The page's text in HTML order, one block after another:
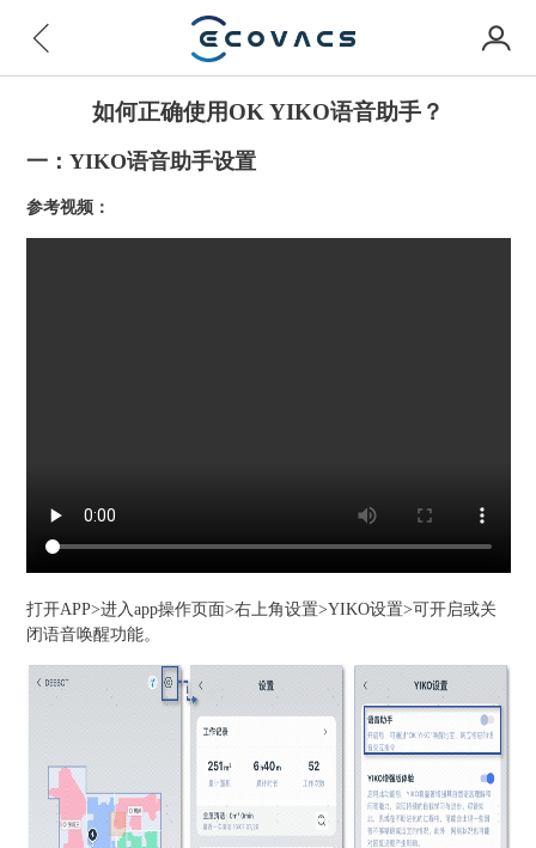
如何正确使用OK YIKO语音助手？
一：YIKO语音助手设置
参考视频：
打开APP>进入app操作页面>右上角设置>YIKO设置>可开启或关
闭语音唤醒功能。